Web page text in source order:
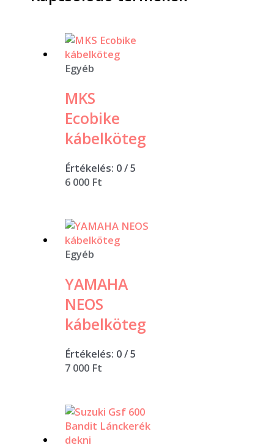
Egyéb
MKS
Ecobike
kábelköteg
Értékelés: 0/ 5
6 000 Ft
Egyéb
YAMAHA
NEOS
kábelköteg
Értékelés: 0/ 5
7 000 Ft